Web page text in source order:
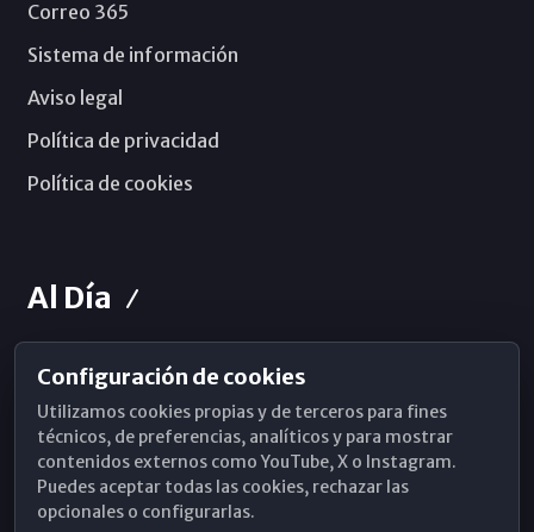
Correo 365
Sistema de información
Aviso legal
Política de privacidad
Política de cookies
Al Día
Horarios de Misa
Hemeroteca
WhatsApp
Configuración de cookies
Utilizamos cookies propias y de terceros para fines
técnicos, de preferencias, analíticos y para mostrar
contenidos externos como YouTube, X o Instagram.
Puedes aceptar todas las cookies, rechazar las
opcionales o configurarlas.